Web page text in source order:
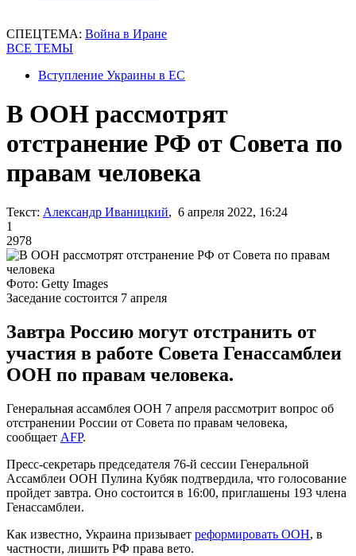
СПЕЦТЕМА: Война в Иране
ВСЕ ТЕМЫ
Вступление Украины в ЕС
В ООН рассмотрят
отстранение РФ от Совета по
правам человека
Текст: Александр Иваницкий, 6 апреля 2022, 16:24
1
2978
Фото: Getty Images
Заседание состоится 7 апреля
Завтра Россию могут отстранить от
участия в работе Совета Генассамблеи
ООН по правам человека.
Генеральная ассамблея ООН 7 апреля рассмотрит вопрос об
отстранении России от Совета по правам человека,
сообщает AFP.
Пресс-секретарь председателя 76-й сессии Генеральной
Ассамблеи ООН Пулина Кубяк подтвердила, что голосование
пройдет завтра. Оно состоится в 16:00, приглашены 193 члена
Генассамблеи.
Как известно, Украина призывает реформировать ООН, в
частности, лишить РФ права вето.